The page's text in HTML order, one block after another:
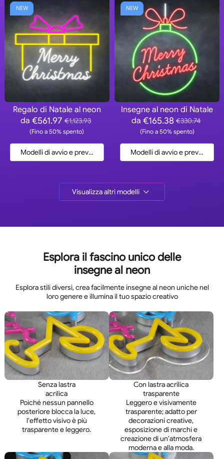
NEW
Regalo di Natale al neon
da €561.97 €1,123.93
(Fino a 50% spento)
Modelli di avvio e preventivo
NEW
Insegne al neon di Natale
da €165.38 €330.74
(Fino a 50% spento)
Modelli di avvio e preventivo
Visualizza altri modelli
Esplora il fascino unico delle
insegne al neon
Esplora stili diversi, crea facilmente insegne al neon uniche nel
loro genere e illumina il tuo spazio creativo
Senza lastra
acrilica
Poiché nessun pannello
posteriore blocca la luce,
l'effetto visivo è più
trasparente e leggero.
Con lastra acrilica
trasparente
Leggero e visivamente
trasparente; adatto per
decorazioni creative,
esposizione di marchi e
creazione di un'atmosfera
moderna e alla moda.